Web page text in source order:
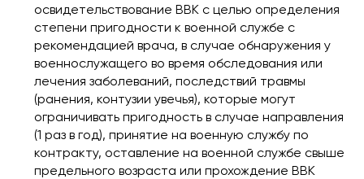
освидетельствование ВВК с целью определения
степени пригодности к военной службе с
рекомендацией врача, в случае обнаружения у
военнослужащего во время обследования или
лечения заболеваний, последствий травмы
(ранения, контузии увечья), которые могут
ограничивать пригодность в случае направления
(1 раз в год), принятие на военную службу по
контракту, оставление на военной службе свыше
предельного возраста или прохождение ВВК